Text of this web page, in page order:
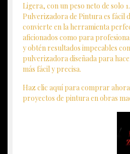
Ligera, con un peso neto de solo
Pulverizadora de Pintura es fácil
convierte en la herramienta
aficionados como para
y obtén resultados impecables
pulverizadora diseñada para
más fácil y precisa.
Haz clic aquí para comprar
proyectos de pintura en obras